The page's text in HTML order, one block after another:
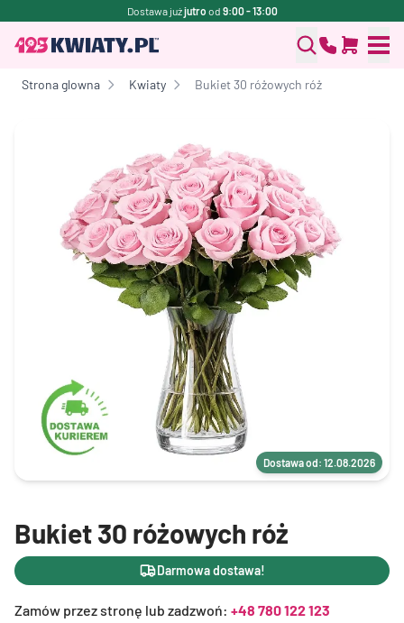
Dostawa jużjutro od 9:00 - 13:00
Strona glowna Kwiaty Bukiet 30 różowych róż
Dostawa od: 12.08.2026
Bukiet 30 różowych róż
Darmowa dostawa!
Zamów przez stronę lub zadzwoń: +48 780 122 123